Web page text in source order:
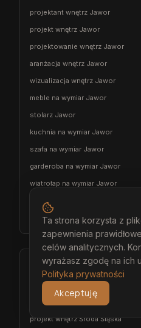
projektant wnętrz Jawor
projekt wnętrz Jawor
projektowanie wnętrz Jawor
aranżacja wnętrz Jawor
wizualizacja wnętrz Jawor
meble na wymiar Jawor
stolarz Jawor
kuchnia na wymiar Jawor
szafa na wymiar Jawor
garderoba na wymiar Jawor
wiatrołap na wymiar Jawor
meble łazienkowe na wymiar Jawor
meble pokojowe na wymiar
Środa Śląska
architekt wnętrz Środa Śląska
projektant wnętrz Środa Śląska
projekt wnętrz Środa Śląska
Ta strona korzysta z
zapewnienia
celów analitycznych.
wyrażasz zgodę na ich
Polityka prywatności
Akceptuję